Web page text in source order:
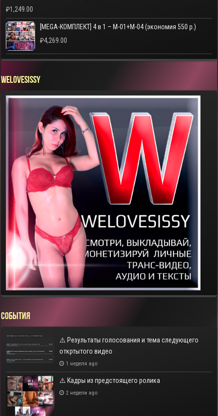
₽1,249.00
[MEGA-КОМПЛЕКТ] 4 в 1 – M-01+M-04 (экономия 550 р.)
₽4,269.00
WELOVESISSY
СОБЫТИЯ
⚠️ Результаты голосования и тема следующего
откртытого видео
1 неделя ago
⚠️ Кадры из предстоящего ролика
2 недели ago